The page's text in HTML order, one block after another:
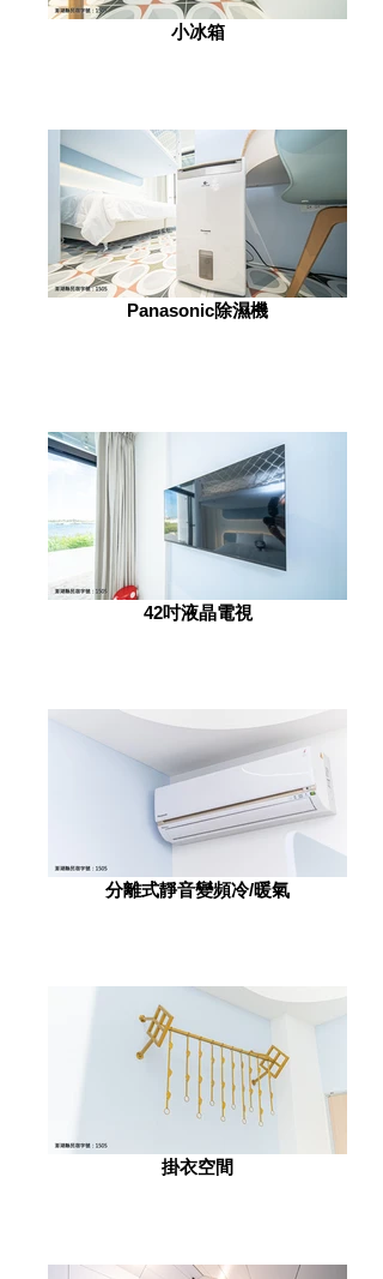
小冰箱
Panasonic除濕機
42吋液晶電視
分離式靜音變頻冷/暖氣
掛衣空間